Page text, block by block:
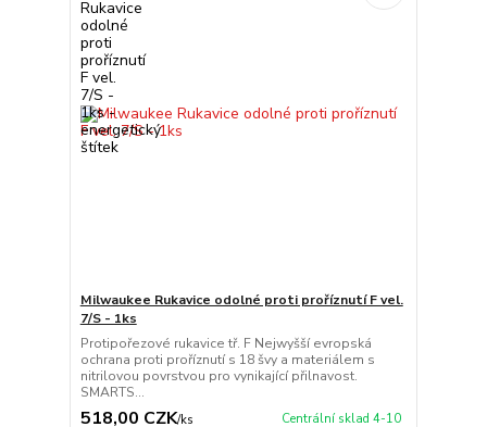
Milwaukee Rukavice odolné proti proříznutí F vel.
7/S - 1ks
Protipořezové rukavice tř. F Nejwyšší evropská
ochrana proti proříznutí s 18 švy a materiálem s
nitrilovou povrstvou pro vynikající přilnavost.
SMARTS...
518,00 CZK/ks
Centrální sklad 4-10